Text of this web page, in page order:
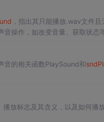
，指出其只能播放.wav文件且
音操作，如改变音量、获取状态等
音的相关函数PlaySound和
放标志及其含义，以及如何播